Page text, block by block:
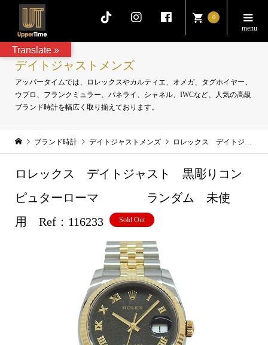
0
デイトジャストメンズ
アッパータイムでは、ロレックスやカルティエ、オメガ、タグホイヤー、
ウブロ、フランクミュラー、パネライ、シャネル、IWCなど、人気の高級
ブランド時計を幅広く取り揃えております。
ブランド時計 デイトジャストメンズ ロレックス デイトジャスト 黒彫りコンピュターローマ ランダム 未使用 Ref：116233
ロレックス デイトジャスト 黒彫りコン
ピュターローマ ランダム 未使
用 Ref：116233
Sold Out
Translate »